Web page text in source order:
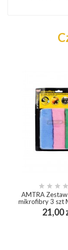
   
AMTRA
mikrofibry 3 szt
21,00